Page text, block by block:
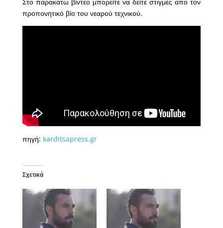
προπονητικό βίο του νεαρού τεχνικού.
πηγή: karditsapress.gr
Σχετικά